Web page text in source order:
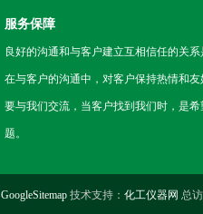
服务保障
良好的沟通和与客户建立互相信任的关系
在与客户的沟通中，对客户保持热情和
要与我们交流，当客户找到我们时，是
题。
GoogleSitemap 技术支持： 化工仪器网 总